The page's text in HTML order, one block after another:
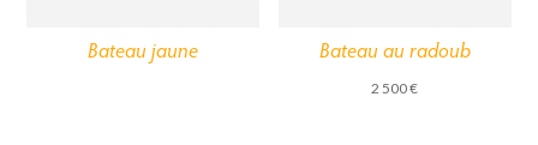
Bateau jaune Bateau au radoub
2 500€